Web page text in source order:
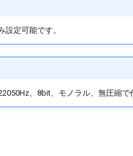
定可能です。
、8bit、モノラル、無圧縮